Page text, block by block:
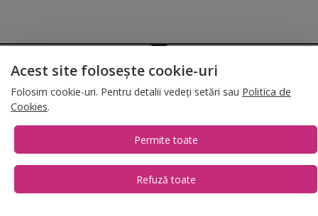
© 2026 Folina.ro | All Rights Reserved. Folina.ro |Designed by Artvertising
• Termene și condiții•Gestionează preferințe cookies
Acest site folosește cookie-uri
Folosim cookie-uri. Pentru detalii vedeți setări sau Politica de
Cookies.
Permite toate
Refuză toate